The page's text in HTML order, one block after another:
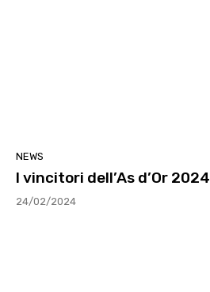
NEWS
I vincitori dell’As d’Or 2024
24/02/2024